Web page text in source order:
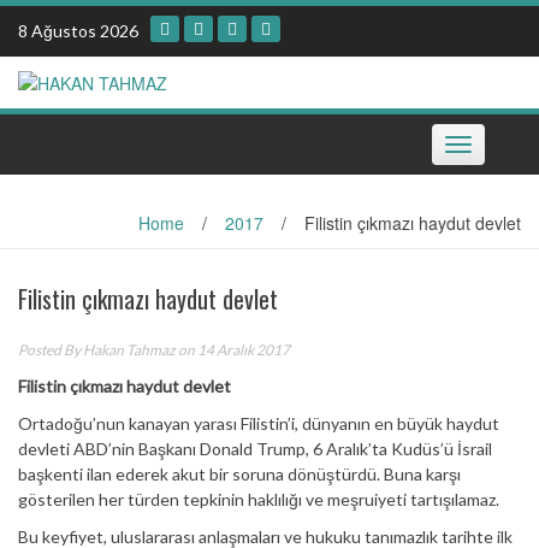
Skip
content
8 Ağustos 2026
Toggle
navigation
Home / 2017 / Filistin çıkmazı haydut devlet
Filistin çıkmazı haydut devlet
Posted ByHakan Tahmazon 14 Aralık 2017
Filistin çıkmazı haydut devlet
Ortadoğu’nun kanayan yarası Filistin’i, dünyanın en büyük haydut
devleti ABD’nin Başkanı Donald Trump, 6 Aralık’ta Kudüs’ü İsrail
başkenti ilan ederek akut bir soruna dönüştürdü. Buna karşı
gösterilen her türden tepkinin haklılığı ve meşruiyeti tartışılamaz.
Bu keyfiyet, uluslararası anlaşmaları ve hukuku tanımazlık tarihte ilk